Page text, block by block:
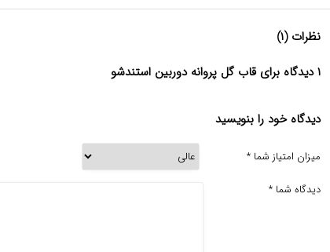
نظرات (۱)
۱ دیدگاه برای قاب گل پروانه دوربین استندشو
دیدگاه خود را بنویسید
میزان امتیاز شما *
دیدگاه شما *